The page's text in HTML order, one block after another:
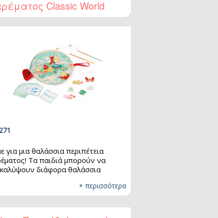
παιχνίδι φαντασίας.
Classic World
για μια θαλάσσια περιπέτεια
Τα παιδιά μπορούν να
διάφορα θαλάσσια
και να τα μάθουν μέσα από
αναγνώρισης. Αν εντοπίσουν
σκουπίδια, μαθαίνουν να τα
από τη «θάλασσα»,
+ περισσότερα